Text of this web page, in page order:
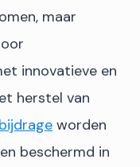
maar
innovatieve en
herstel van
worden
beschermd in